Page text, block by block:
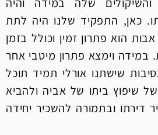
שלה במידה והיה
כאן, התפקיד שלנו היה לתת
הוא פתרון זמין וכולל בזמן
במידה וימצא פתרון מיטבי אחר
שישתנו אורלי תמיד תוכל
שיפוץ ביתו של אביה ולהביא
דירתו ובתמורה להשכיר יחידה